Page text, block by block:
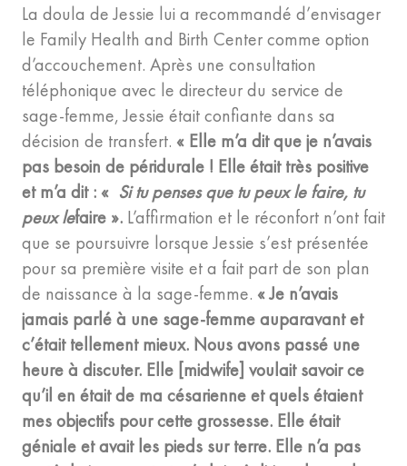
La doula de Jessie lui a recommandé d’envisager
le Family Health and Birth Center comme option
d’accouchement. Après une consultation
téléphonique avec le directeur du service de
sage-femme, Jessie était confiante dans sa
décision de transfert. « Elle m’a dit que je n’avais
pas besoin de péridurale ! Elle était très positive
et m’a dit : « Si tu penses que tu peux le faire, tu
peux lefaire ». L’affirmation et le réconfort n’ont fait
que se poursuivre lorsque Jessie s’est présentée
pour sa première visite et a fait part de son plan
de naissance à la sage-femme. « Je n’avais
jamais parlé à une sage-femme auparavant et
c’était tellement mieux. Nous avons passé une
heure à discuter. Elle [midwife] voulait savoir ce
qu’il en était de ma césarienne et quels étaient
mes objectifs pour cette grossesse. Elle était
géniale et avait les pieds sur terre. Elle n’a pas